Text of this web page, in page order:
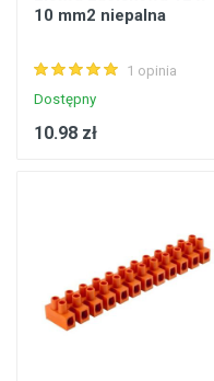
10 mm2 niepalna
1 opinia
Dostępny
10.98 zł